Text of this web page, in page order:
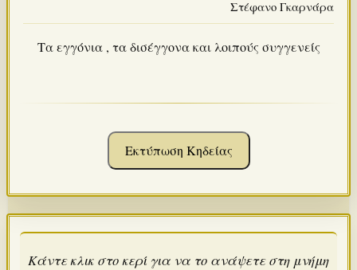
Στέφανο Γκαρνάρα
Τα εγγόνια , τα δισέγγονα και λοιπούς συγγενείς
Εκτύπωση Κηδείας
Κάντε κλικ στο κερί για να το ανάψετε στη μνήμη